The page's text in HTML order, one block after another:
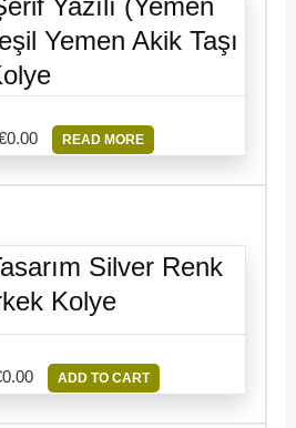
Yemen Akik Taşı
0.00 READ MORE
Silver Renk
Kolye
0.00 ADD TO CART